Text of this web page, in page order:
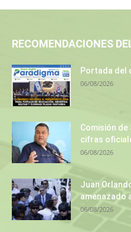
RECOMENDACIONES
Portada del
06/08/2026
Comisión
cifras
06/08/2026
Juan
amenazado
06/08/2026